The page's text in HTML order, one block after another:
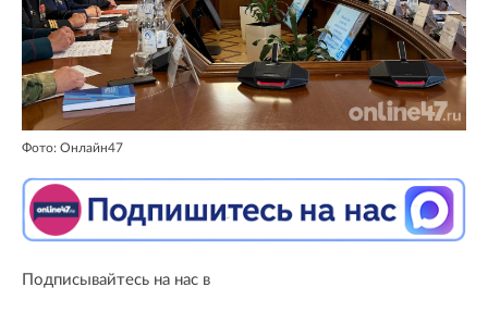
Фото: Онлайн47
Подписывайтесь на нас в